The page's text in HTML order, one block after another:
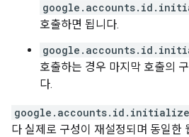
호출하면 됩니다.
호출하는 경우 마지막 호출의
다.
google.accounts.id.initialize
다 실제로 구성이 재설정되며 동일한